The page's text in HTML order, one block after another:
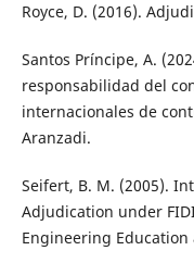
Royce, D. (2016).
Santos Príncipe, A.
responsabilidad del
internacionales de
Aranzadi.
Seifert, B. M. (2005).
Adjudication under
Engineering Education